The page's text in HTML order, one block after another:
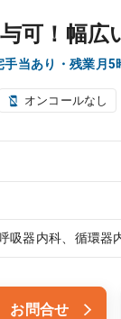
与可！幅
当あり・残業月5
オンコールなし
吸器内科、循環器
お問合せ